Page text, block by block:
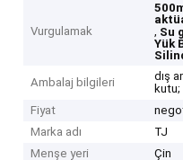
Vurgulamak
, Su
Yük
Ambalaj bilgileri
dış
kutu;
Fiyat
Marka adı
TJ
Menşe yeri
Çin